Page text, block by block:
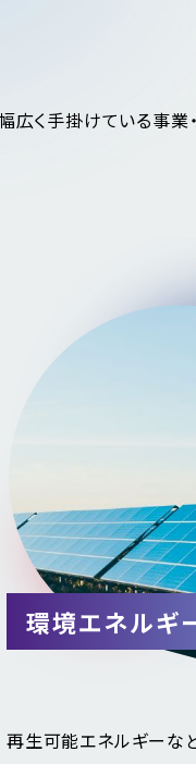
広く手掛けている事業
環境エネルギ
再生可能エネルギーな